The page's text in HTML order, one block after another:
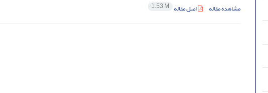
مشاهده مقاله اصل مقاله 1.53 M